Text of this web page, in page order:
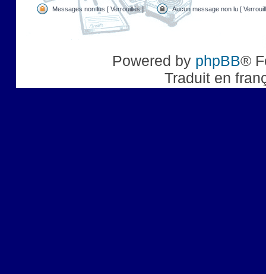
Messages non lus [ Verrouillés ] Aucun message non lu [
Powered by phpBB®
Traduit en